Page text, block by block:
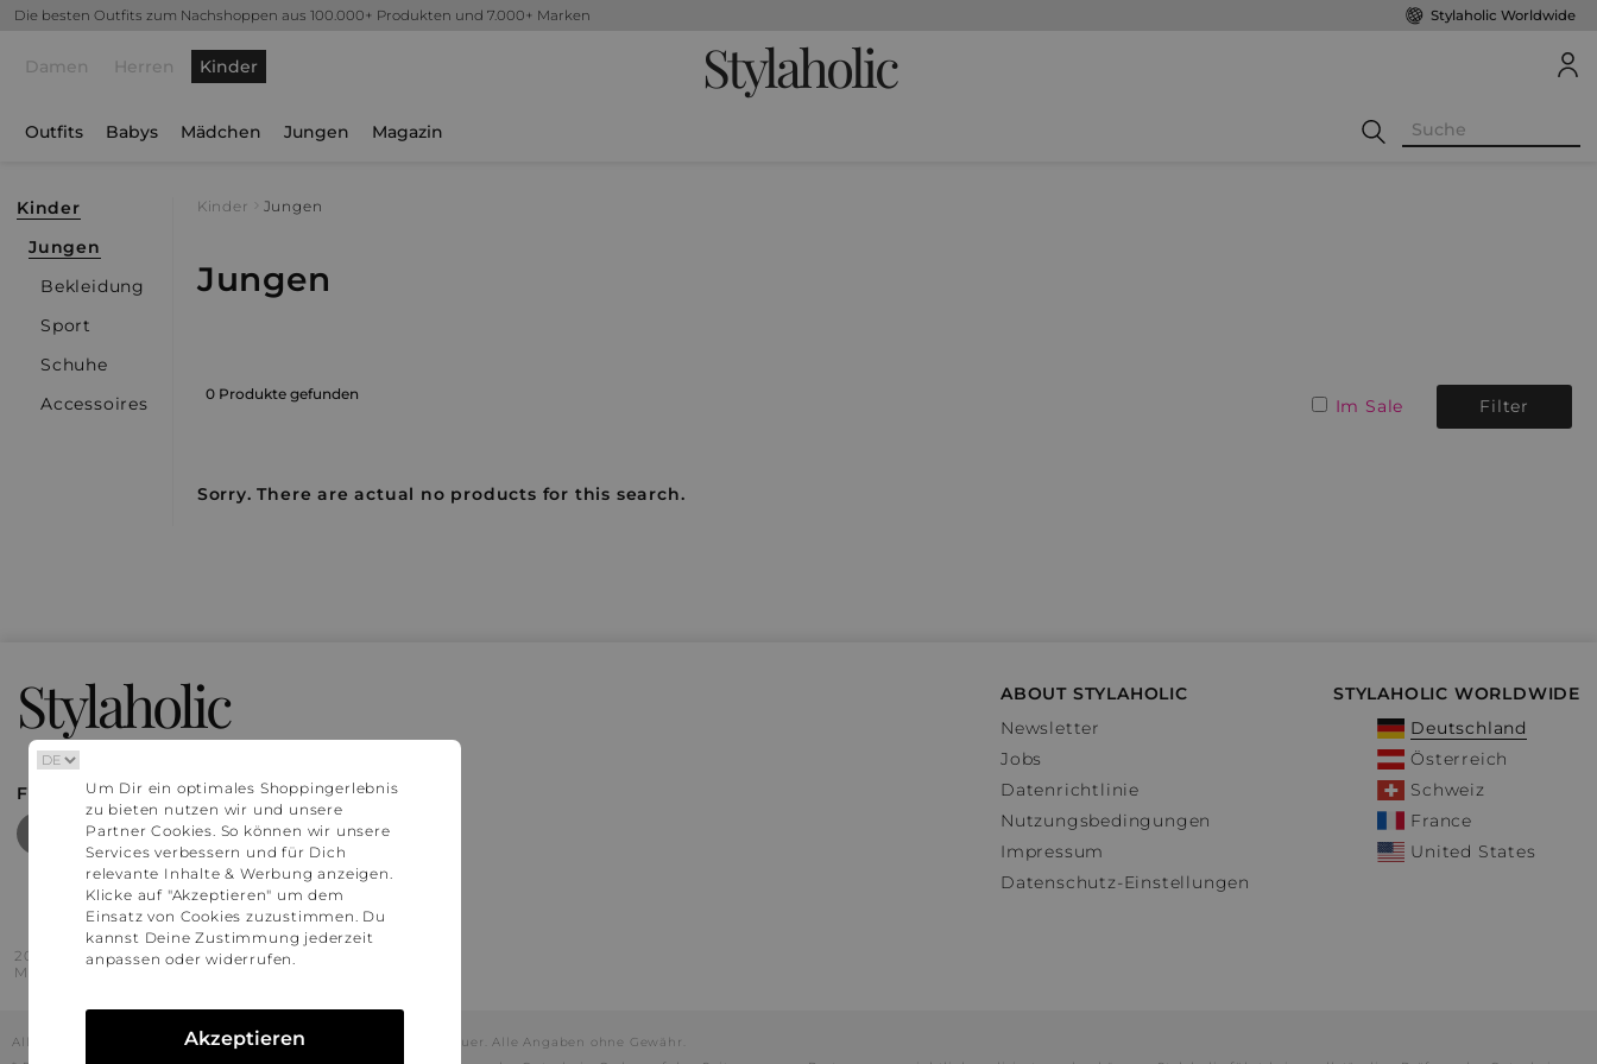
Die besten Outfits zum Nachshoppen aus 100.000+ Produkten und 7.000+ Marken Stylaholic Worldwide
Damen Herren Kinder Stylaholic
Outfits Babys Mädchen Jungen Magazin
Kinder
Jungen
Bekleidung
Sport
Schuhe
Accessoires
Kinder Jungen
Jungen
0 Produkte gefunden
Im Sale Filter
Sorry. There are actual no products for this search.
Stylaholic
FIND MORE INSPIRATION
ABOUT STYLAHOLIC
Newsletter
Jobs
Datenrichtlinie
Nutzungsbedingungen
Impressum
Datenschutz-Einstellungen
STYLAHOLIC WORLDWIDE
Deutschland
Österreich
Schweiz
France
United States
2016 - 2026 © Stylaholic.
Made for you with love in munich.
Alle Preise inkl. der jeweils geltenden gesetzlichen Mehrwertsteuer. Alle Angaben ohne Gewähr.
Um Dir ein optimales Shoppingerlebnis
zu bieten nutzen wir und unsere
Partner Cookies. So können wir unsere
Services verbessern und für Dich
relevante Inhalte & Werbung anzeigen.
Klicke auf "Akzeptieren" um dem
Einsatz von Cookies zuzustimmen. Du
kannst Deine Zustimmung jederzeit
anpassen oder widerrufen.
Akzeptieren